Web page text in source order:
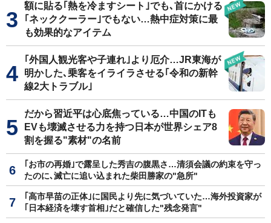
額に貼る｢熱を冷ますシート｣でも､首にかける
｢ネッククーラー｣でもない…熱中症対策に最
も効果的なアイテム
｢外国人観光客や子連れ｣より厄介…JR東海が
明かした､乗客をイライラさせる｢令和の新幹
線2大トラブル｣
だから習近平は心底焦っている…中国のITも
EVも壊滅させる力を持つ日本が世界シェア8
割を握る"素材"の名前
｢お市の再婚｣で露呈した秀吉の腹黒さ…清須会議の約束を守っ
たのに､滅亡に追い込まれた柴田勝家の"急所"
｢高市早苗の正体｣に国民より先に気づいていた…海外投資家が
｢日本経済を壊す首相｣だと確信した"残念発言"